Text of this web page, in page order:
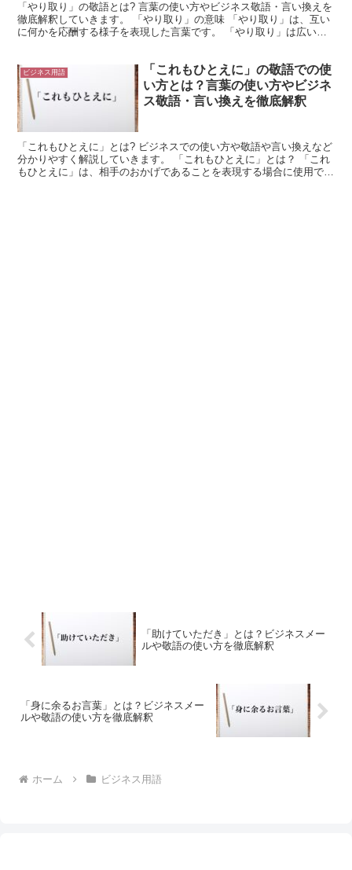
「やり取り」の敬語とは? 言葉の使い方やビジネス敬語・言い換えを
徹底解釈していきます。 「やり取り」の意味 「やり取り」は、互い
に何かを応酬する様子を表現した言葉です。 「やり取り」は広い意
ビジネス用語
「これもひとえに」の敬語での使
い方とは？言葉の使い方やビジネ
ス敬語・言い換えを徹底解釈
「これもひとえに」とは? ビジネスでの使い方や敬語や言い換えなど
分かりやすく解説していきます。 「これもひとえに」とは？ 「これ
もひとえに」は、相手のおかげであることを表現する場合に使用でき
「助けていただき」とは？ビジネスメー
ルや敬語の使い方を徹底解釈
「身に余るお言葉」とは？ビジネスメー
ルや敬語の使い方を徹底解釈
ホーム ビジネス用語